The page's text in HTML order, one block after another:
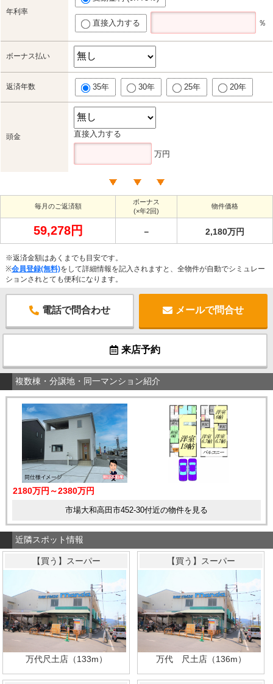
年利率
直接入力する ％
ボーナス払い
返済年数 35年 30年 25年 20年
頭金 直接入力する
万円
毎月のご返済額
ボーナス
(×年2回)
物件価格
59,278円 － 2,180万円
※返済金額はあくまでも目安です。
※会員登録(無料)をして詳細情報を記入されますと、全物件が自動でシミュレー
ションされとても便利になります。
電話で問合わせ メールで問合せ
来店予約
複数棟・分譲地・同一マンション紹介
2180万円～2380万円
市場大和高田市452-30付近の物件を見る
近隣スポット情報
【買う】スーパー
万代尺土店（133m）
【買う】スーパー
万代 尺土店（136m）